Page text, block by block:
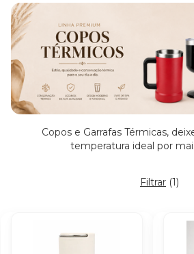
Copos e Garrafas Térmicas,
temperatura ideal por
Filtrar (1)